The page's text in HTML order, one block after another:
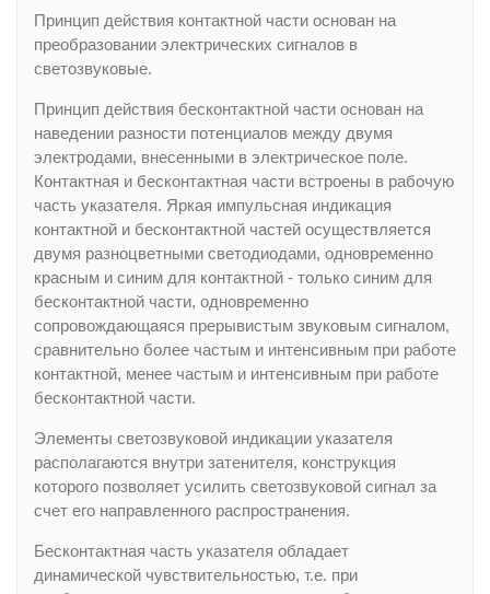
Принцип действия контактной части основан на
преобразовании электрических сигналов в
светозвуковые.
Принцип действия бесконтактной части основан на
наведении разности потенциалов между двумя
электродами, внесенными в электрическое поле.
Контактная и бесконтактная части встроены в рабочую
часть указателя. Яркая импульсная индикация
контактной и бесконтактной частей осуществляется
двумя разноцветными светодиодами, одновременно
красным и синим для контактной - только синим для
бесконтактной части, одновременно
сопровождающаяся прерывистым звуковым сигналом,
сравнительно более частым и интенсивным при работе
контактной, менее частым и интенсивным при работе
бесконтактной части.
Элементы светозвуковой индикации указателя
располагаются внутри затенителя, конструкция
которого позволяет усилить светозвуковой сигнал за
счет его направленного распространения.
Бесконтактная часть указателя обладает
динамической чувствительностью, т.е. при